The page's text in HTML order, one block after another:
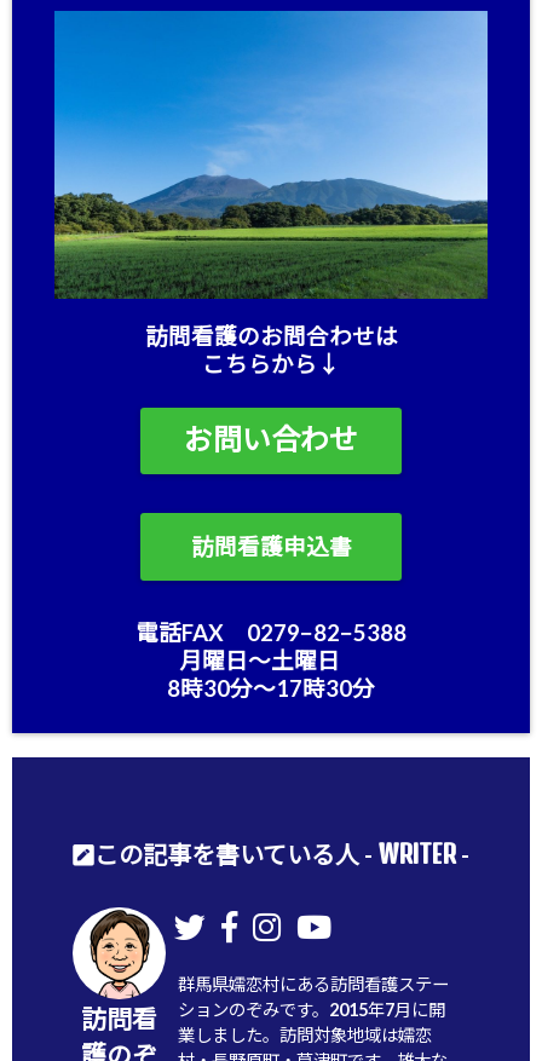
訪問看護のお問合わせは
こちらから↓
お問い合わせ
訪問看護申込書
電話FAX 0279−82−5388
月曜日〜土曜日
8時30分〜17時30分
この記事を書いている人 - WRITER-
訪問看
護のぞ
群馬県嬬恋村にある訪問看護ステー
ションのぞみです。2015年7月に開
業しました。訪問対象地域は嬬恋